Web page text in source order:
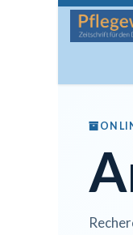
Zum Inhalt springen